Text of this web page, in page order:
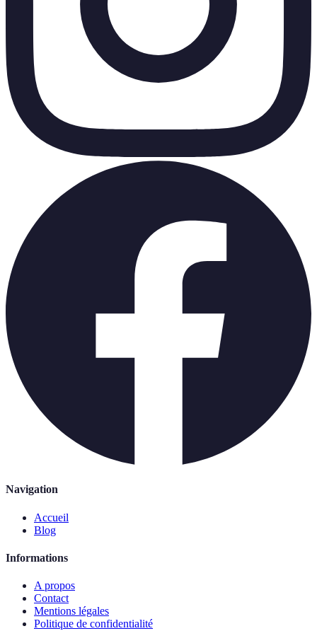
Navigation
Accueil
Blog
Informations
A propos
Contact
Mentions légales
Politique de confidentialité